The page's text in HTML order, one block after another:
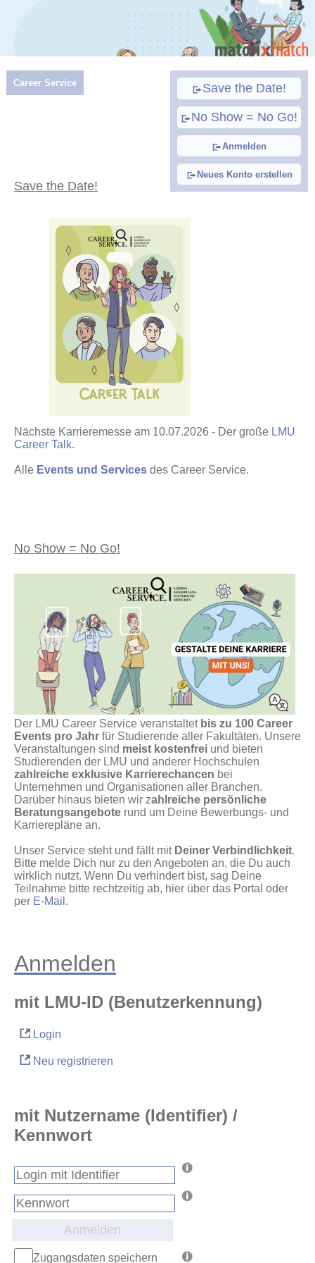
Save the Date!
No Show = No Go!
Anmelden
Neues Konto erstellen
Career Service
Save the Date!
Nächste Karrieremesse am 10.07.2026 - Der große LMU
Career Talk.
Alle Events und Services des Career Service.
No Show = No Go!
Der LMU Career Service veranstaltet bis zu 100 Career
Events pro Jahr für Studierende aller Fakultäten. Unsere
Veranstaltungen sind meist kostenfrei und bieten
Studierenden der LMU und anderer Hochschulen
zahlreiche exklusive Karrierechancen bei
Unternehmen und Organisationen aller Branchen.
Darüber hinaus bieten wir zahlreiche persönliche
Beratungsangebote rund um Deine Bewerbungs- und
Karrierepläne an.
Unser Service steht und fällt mit Deiner Verbindlichkeit.
Bitte melde Dich nur zu den Angeboten an, die Du auch
wirklich nutzt. Wenn Du verhindert bist, sag Deine
Teilnahme bitte rechtzeitig ab, hier über das Portal oder
per E-Mail .
Anmelden
mit LMU-ID (Benutzerkennung)
Login
Neu registrieren
mit Nutzername (Identifier) /
Kennwort
Anmelden
Zugangsdaten speichern